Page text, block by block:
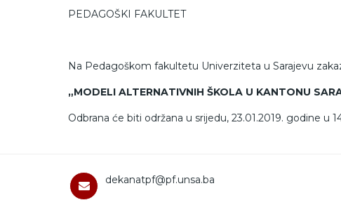
PEDAGOŠKI FAKULTET
Na Pedagoškom fakultetu Univerziteta u Sarajevu
„MODELI ALTERNATIVNIH ŠKOLA U KANTONU
Odbrana će biti održana u srijedu, 23.01.2019. godine u
dekanatpf@pf.unsa.ba